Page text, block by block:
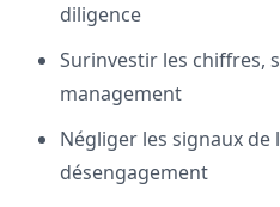
diligence
Surinvestir les chiffres,
management
Négliger les signaux de
désengagement